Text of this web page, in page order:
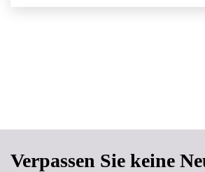
Verpassen Sie keine